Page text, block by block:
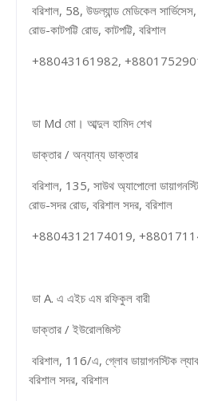
বরিশাল, 58, উডল্যান্ড মেডিকেল
রোড-কাটপট্টি রোড, কাটপট্টি, বরিশাল
+88043161982,
ডা Md মো। আব্দুল হামিদ শেখ
ডাক্তার / অন্যান্য ডাক্তার
বরিশাল, 135, সাউথ অ্যাপোলো
রোড-সদর রোড, বরিশাল সদর, বরিশাল
+8804312174019,
ডা A. এ এইচ এম রফিকুল বারী
ডাক্তার / ইউরোলজিস্ট
বরিশাল, 116/এ, গ্লোব ডায়াগনস্টিক
বরিশাল সদর, বরিশাল